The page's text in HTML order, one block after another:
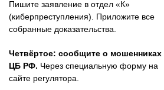
Пишите заявление в отдел «К»
(киберпреступления). Приложите все
собранные доказательства.
Четвёртое: сообщите о мошенниках
ЦБ РФ. Через специальную форму на
сайте регулятора.